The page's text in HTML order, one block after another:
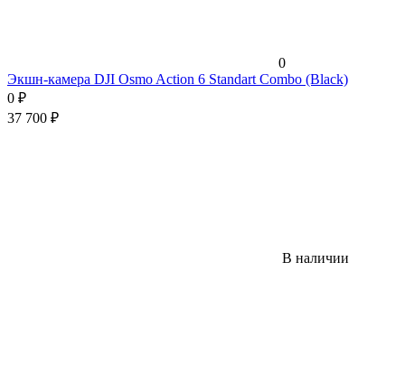
0
Экшн-камера DJI Osmo Action 6 Standart Combo (Black)
0 ₽
37 700 ₽
В наличии